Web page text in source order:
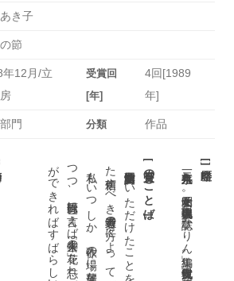
き子
節
年12月/立
受賞回
[年]
4回[1989
年]
門 分類 作品
[
]
一九二八年東京生れ。昭和女子大卒。現代歌人協会理事。歌誌「かりん」編集。現代短歌女流賞、迢空賞等受賞。歌集『早笛』『無限花序』『桜花伝承』『葡萄唐草』古典評論「鬼の研究」
[
受賞のことば
]